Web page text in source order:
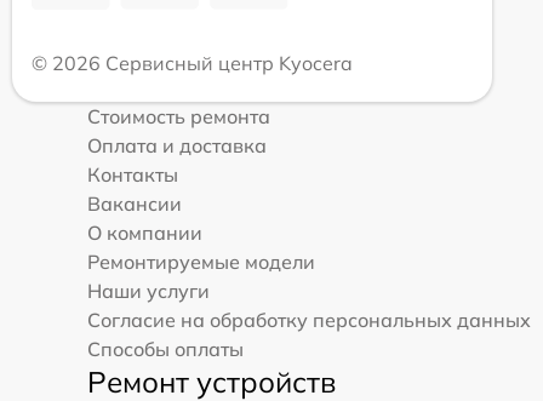
© 2026 Сервисный центр Kyocera
Стоимость ремонта
Оплата и доставка
Контакты
Вакансии
О компании
Ремонтируемые модели
Наши услуги
Согласие на обработку персональных данных
Способы оплаты
Ремонт устройств